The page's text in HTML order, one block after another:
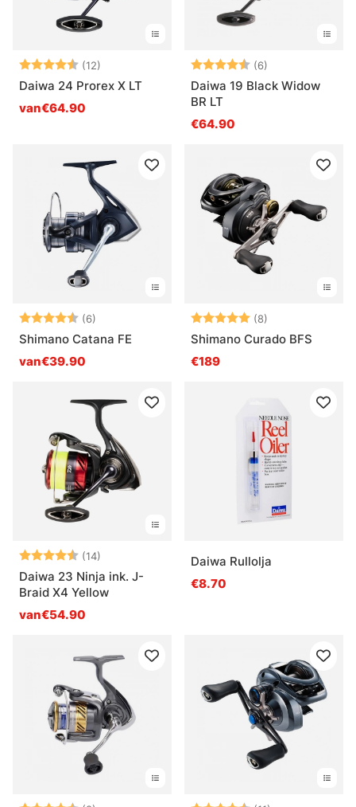
Beoordeling:
(12)
4.3 uit 5 sterren
Daiwa 24 Prorex X LT
van€64.90
Beoordeling:
(6)
Daiwa 19 Black Widow
BR LT
€64.90
Beoordeling:
(6)
Shimano Catana FE
van€39.90
Beoordeling:
(8)
Shimano Curado BFS
€189
Beoordeling:
(14)
Daiwa 23 Ninja ink. J-
Braid X4 Yellow
van€54.90
Daiwa Rullolja
€8.70